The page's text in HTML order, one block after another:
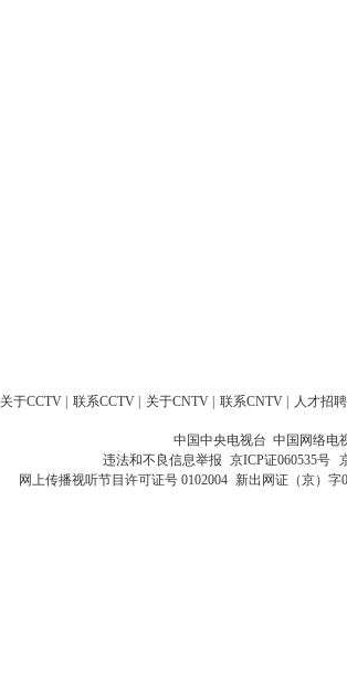
关于CCTV 联系CCTV 关于CNTV 联系CNTV 人才招聘
中国中央电视台 中国网络电
违法和不良信息举报 京ICP证060535号
网上传播视听节目许可证号 0102004 新出网证（京）